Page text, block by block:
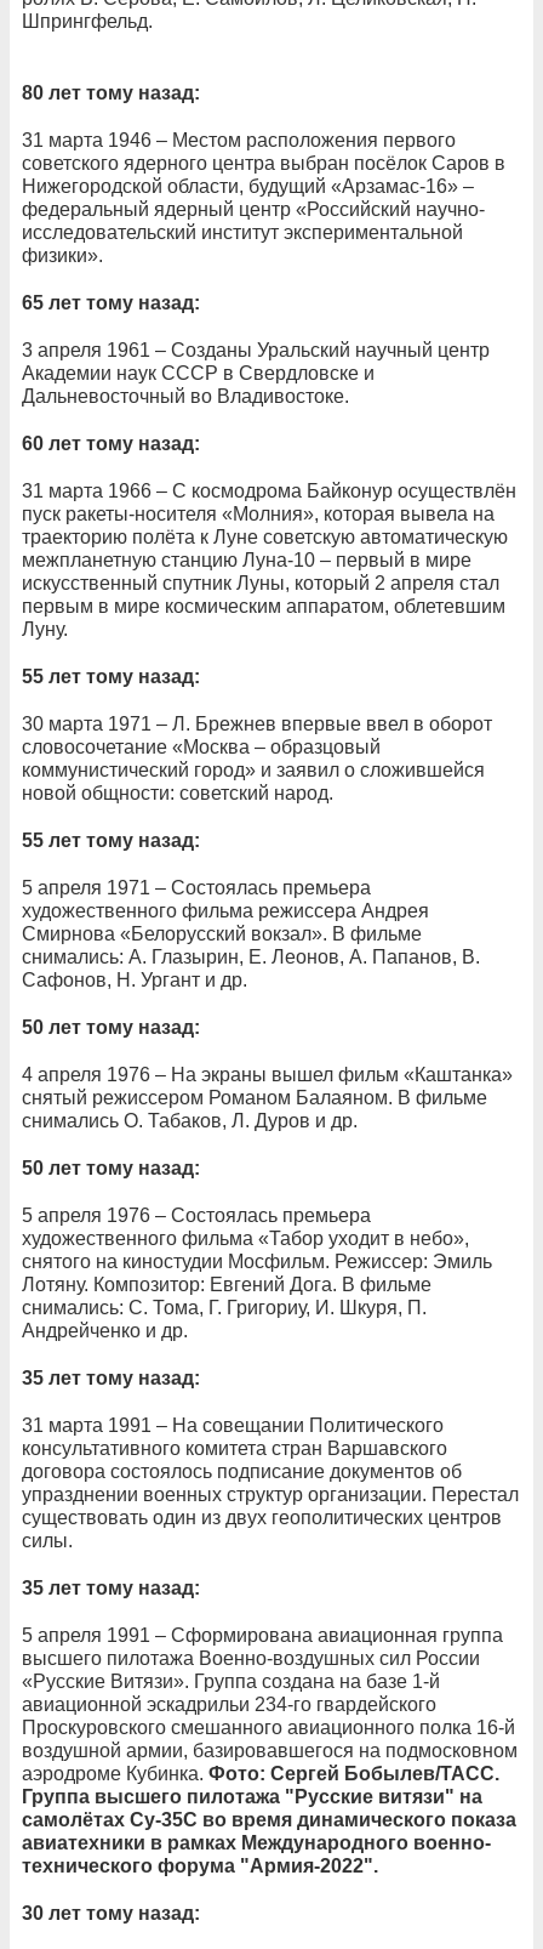
Шпрингфельд.
80 лет тому назад:
31 марта 1946 – Местом расположения первого
советского ядерного центра выбран посёлок Саров в
Нижегородской области, будущий «Арзамас-16» –
федеральный ядерный центр «Российский научно-
исследовательский институт экспериментальной
физики».
65 лет тому назад:
3 апреля 1961 – Созданы Уральский научный центр
Академии наук СССР в Свердловске и
Дальневосточный во Владивостоке.
60 лет тому назад:
31 марта 1966 – С космодрома Байконур осуществлён
пуск ракеты-носителя «Молния», которая вывела на
траекторию полёта к Луне советскую автоматическую
межпланетную станцию Луна-10 – первый в мире
искусственный спутник Луны, который 2 апреля стал
первым в мире космическим аппаратом, облетевшим
Луну.
55 лет тому назад:
30 марта 1971 – Л. Брежнев впервые ввел в оборот
словосочетание «Москва – образцовый
коммунистический город» и заявил о сложившейся
новой общности: советский народ.
55 лет тому назад:
5 апреля 1971 – Состоялась премьера
художественного фильма режиссера Андрея
Смирнова «Белорусский вокзал». В фильме
снимались: А. Глазырин, Е. Леонов, А. Папанов, В.
Сафонов, Н. Ургант и др.
50 лет тому назад:
4 апреля 1976 – На экраны вышел фильм «Каштанка»
снятый режиссером Романом Балаяном. В фильме
снимались О. Табаков, Л. Дуров и др.
50 лет тому назад:
5 апреля 1976 – Состоялась премьера
художественного фильма «Табор уходит в небо»,
снятого на киностудии Мосфильм. Режиссер: Эмиль
Лотяну. Композитор: Евгений Дога. В фильме
снимались: С. Тома, Г. Григориу, И. Шкуря, П.
Андрейченко и др.
35 лет тому назад:
31 марта 1991 – На совещании Политического
консультативного комитета стран Варшавского
договора состоялось подписание документов об
упразднении военных структур организации. Перестал
существовать один из двух геополитических центров
силы.
35 лет тому назад:
5 апреля 1991 – Сформирована авиационная группа
высшего пилотажа Военно-воздушных сил России
«Русские Витязи». Группа создана на базе 1-й
авиационной эскадрильи 234-го гвардейского
Проскуровского смешанного авиационного полка 16-й
воздушной армии, базировавшегося на подмосковном
аэродроме Кубинка. Фото: Сергей Бобылев/ТАСС.
Группа высшего пилотажа "Русские витязи" на
самолётах Су-35С во время динамического показа
авиатехники в рамках Международного военно-
технического форума "Армия-2022".
30 лет тому назад: